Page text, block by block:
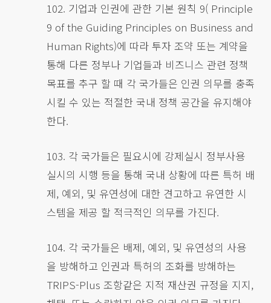
102. 기업과 인권에 관한 기본 원칙 9( Principle
9 of the Guiding Principles on Business and
Human Rights)에 따라 투자 조약 또는 계약을
통해 다른 정부나 기업들과 비즈니스 관련 정책
목표를 추구 할 때 각 국가들은 인권 의무를 충족
시킬 수 있는 적절한 국내 정책 공간을 유지해야
한다.
103. 각 국가들은 필요시에 강제실시 정부사용
실시의 시행 등을 통해 국내 상황에 따른 특허 배
제, 예외, 및 유연성에 대한 견고하고 유연한 시
스템을 제공 할 적극적인 의무를 가진다.
104. 각 국가들은 배제, 예외, 및 유연성의 사용
을 방해하고 인권과 특허의 조화를 방해하는
TRIPS-Plus 조항같은 지적 재산권 규정을 지지,